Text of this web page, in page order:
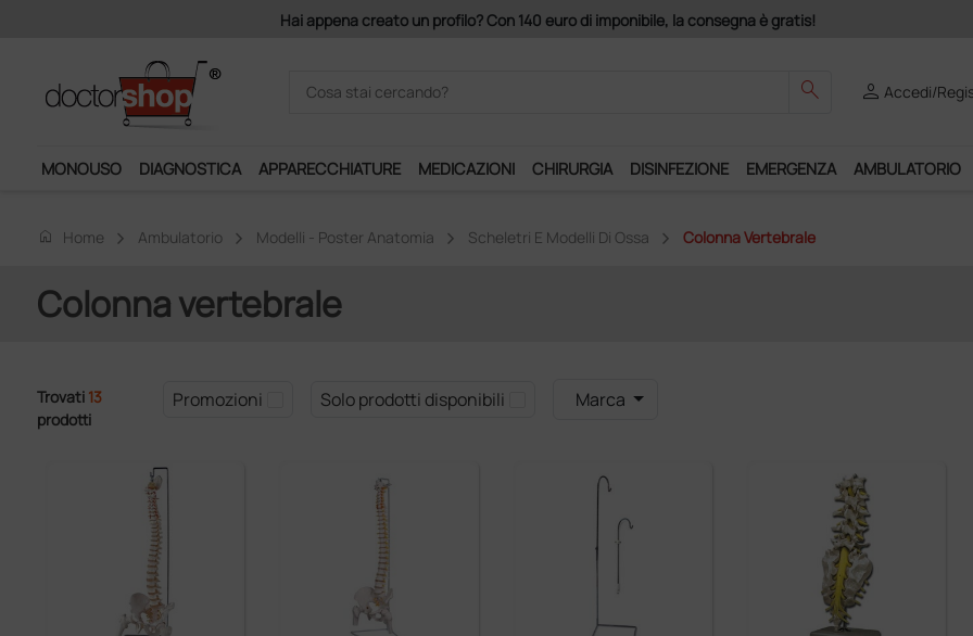
Hai appena creato un profilo? Con 140 euro di imponibile, la consegna è gratis!
search personAccedi/
MONOUSO DIAGNOSTICA APPARECCHIATURE MEDICAZIONI CHIRURGIA DISINFEZIONE EMERGENZA AMBULATORIO
home Home Ambulatorio Modelli - Poster Anatomia Scheletri E Modelli Di Ossa Colonna Vertebrale
Colonna vertebrale
Trovati 13
prodotti
Promozioni Solo prodotti disponibili Marca